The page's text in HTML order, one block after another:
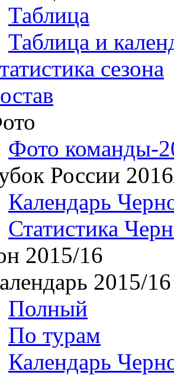
Таблица
Таблица и
сезона
Фото команды-
России
Календарь
Статистика
2015/16
2015/16
Полный
По турам
Календарь